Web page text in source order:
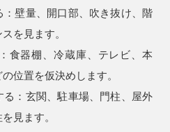
壁量、開口部、吹き抜け、階
を見ます。
食器棚、冷蔵庫、テレビ、本
位置を仮決めします。
：玄関、駐車場、門柱、屋外
見ます。